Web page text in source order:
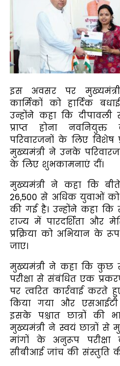
इस अवसर पर
कार्मिकों को हार्दिक
उन्होंने कहा कि दीपावली
प्राप्त होना
परिवारजनों के लिए विशेष
मुख्यमंत्री ने उनके
के लिए शुभकामनाएं दीं।
मुख्यमंत्री ने कहा कि
26,500 से अधिक युवाओं को
की गई है। उन्होंने कहा कि
राज्य में पारदर्शिता और
प्रक्रिया को अभियान के
जाए।
मुख्यमंत्री ने कहा कि कुछ
परीक्षा से संबंधित एक
पर त्वरित कार्रवाई करते
किया गया और
इसके पश्चात छात्रों की
मुख्यमंत्री ने स्वयं छात्रों
मांगों के अनुरूप
सीबीआई जांच की संस्तुति